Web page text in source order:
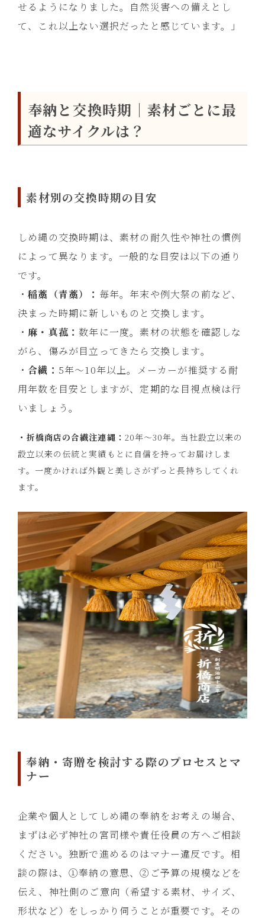
せるようになりました。自然災害への備えとし
て、これ以上ない選択だったと感じています。」
奉納と交換時期｜素材ごとに最
適なサイクルは？
素材別の交換時期の目安
しめ縄の交換時期は、素材の耐久性や神社の慣例
によって異なります。一般的な目安は以下の通り
です。
・稲藁（青藁）： 毎年。年末や例大祭の前など、
決まった時期に新しいものと交換します。
・ 麻・真菰：数年に一度。素材の状態を確認しな
がら、傷みが目立ってきたら交換します。
・合繊： 5年～10年以上。メーカーが推奨する耐
用年数を目安としますが、定期的な目視点検は行
いましょう。
・折橋商店の合繊注連縄： 20年〜30年。当社設立以来の
設立以来の伝統と実績もとに自信を持ってお届けしま
す。一度かければ外観と美しさがずっと長持ちしてくれ
ます。
奉納・寄贈を検討する際のプロセスとマ
ナー
企業や個人としてしめ縄の奉納をお考えの場合、
まずは必ず神社の宮司様や責任役員の方へご相談
ください。独断で進めるのはマナー違反です。相
談の際は、①奉納の意思、②ご予算の規模などを
伝え、神社側のご意向（希望する素材、サイズ、
形状など）をしっかり伺うことが重要です。その